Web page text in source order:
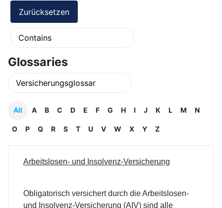
Glossaries
All A B C D E F G H I J K L M N
O P Q R S T U V W X Y Z
Arbeitslosen- und Insolvenz-Versicherung
Obligatorisch versichert durch die Arbeitslosen-
und Insolvenz-Versicherung (AIV) sind alle